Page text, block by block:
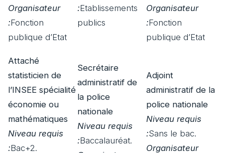
Organisateur
:Fonction
publique d’Etat
:Etablissements
publics
Organisateur
:Fonction
publique d’Etat
Attaché
statisticien de
l’INSEE spécialité
économie ou
mathématiques
Niveau requis
:Bac+2.
Secrétaire
administratif de
la police
nationale
Niveau requis
:Baccalauréat.
Adjoint
administratif de la
police nationale
Niveau requis
:Sans le bac.
Organisateur